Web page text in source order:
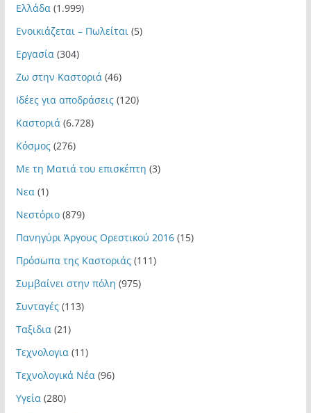
Ελλάδα (1.999)
Ενοικιάζεται – Πωλείται (5)
Εργασία (304)
Ζω στην Καστοριά (46)
Ιδέες για αποδράσεις(120)
Καστοριά (6.728)
Κόσμος(276)
Με τη Ματιά του επισκέπτη (3)
Νεα (1)
Νεστόριο(879)
Πανηγύρι Άργους Ορεστικού 2016(15)
Πρόσωπα της Καστοριάς(111)
Συμβαίνει στην πόλη (975)
Συνταγές(113)
Ταξιδια (21)
Τεχνολογια (11)
Τεχνολογικά Νέα (96)
Υγεία (280)